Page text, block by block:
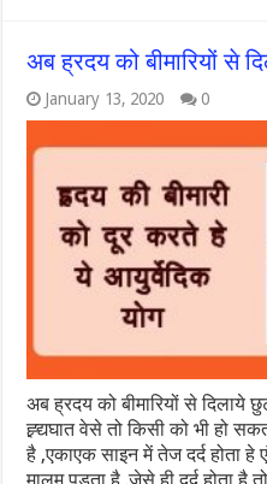
अब ह्रदय को बीमारियों से
January 13, 2020 0
अब ह्रदय को बीमारियों से दिलाये
ह्र्द्यघात वेसे तो किसी को भी हो
है ,एकाएक साइन में तेज दर्द होता